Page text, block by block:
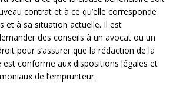
contrat et à ce qu’elle corresponde
et à sa situation actuelle. Il est
des conseils à un avocat ou un
pour s’assurer que la rédaction de la
est conforme aux dispositions légales et
de l’emprunteur.